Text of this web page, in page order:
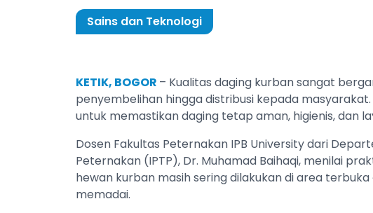
Sains dan Teknologi
KETIK, BOGOR – Kualitas daging kurban sangat
penyembelihan hingga distribusi kepada
untuk memastikan daging tetap aman, higienis, dan
Dosen Fakultas Peternakan IPB University dari
Peternakan (IPTP), Dr. Muhamad Baihaqi, menilai
hewan kurban masih sering dilakukan di area
memadai.